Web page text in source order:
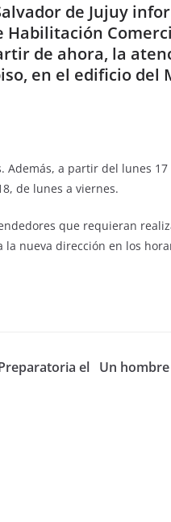
de Jujuy
Habilitación
de ahora, la
en el edificio del
Además, a partir del lunes
de lunes a viernes.
que requieran
nueva dirección en los
el Un